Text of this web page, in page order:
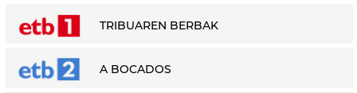
TRIBUAREN BERBAK
A BOCADOS